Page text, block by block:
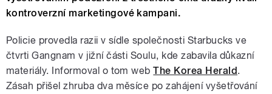
kontroverzní marketingové kampani.
Policie provedla razii v sídle společnosti Starbucks ve
čtvrti Gangnam v jižní části Soulu, kde zabavila důkazní
materiály. Informoval o tom webThe Korea Herald.
Zásah přišel zhruba dva měsíce po zahájení vyšetřování